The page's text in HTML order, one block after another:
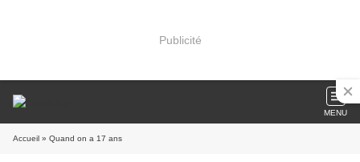
Publicité
MENU
Accueil » Quand on a 17 ans